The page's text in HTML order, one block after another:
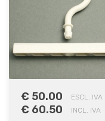
€ 50.00 ESCL. IVA
€ 60.50 INCL. IVA